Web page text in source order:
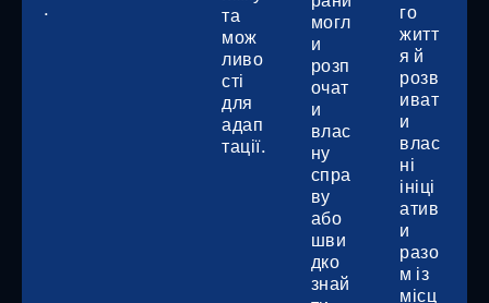
.
та
мож
ливо
сті
для
адап
тації.
могл
и
розп
очат
и
влас
ну
спра
ву
або
шви
дко
знай
го
житт
я й
розв
иват
и
влас
ні
ініці
атив
и
разо
м із
місц